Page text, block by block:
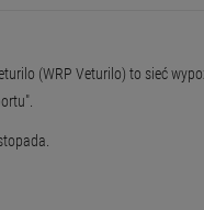
(WRP Veturilo) to sieć